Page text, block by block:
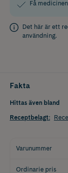
Få
Det här är ett
användning.
Fakta
Hittas även bland
Receptbelagt:
Varunummer
Ordinarie pris